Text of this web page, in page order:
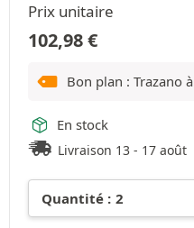
Prix unitaire
102,98€
Bon plan : Trazano à
En stock
Livraison 13 - 17 août